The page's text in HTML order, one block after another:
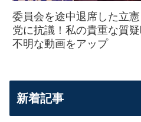
委員会を途中退席した立
党に抗議！私の貴重な質
不明な動画をアップ
新着記事